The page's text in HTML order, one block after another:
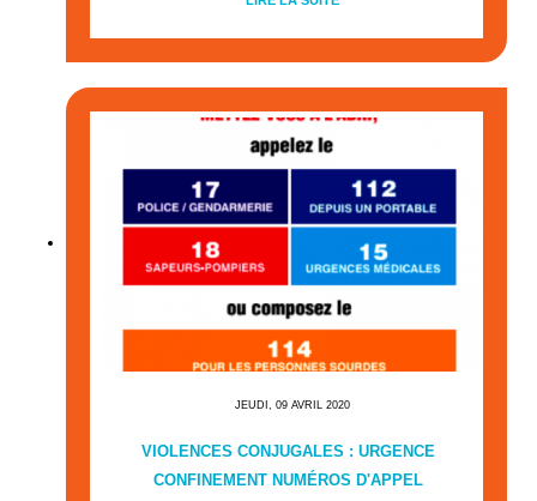
JEUDI, 09 AVRIL 2020
VIOLENCES CONJUGALES : URGENCE
CONFINEMENT NUMÉROS D'APPEL